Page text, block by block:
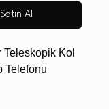
Al
Kol
Telefonu